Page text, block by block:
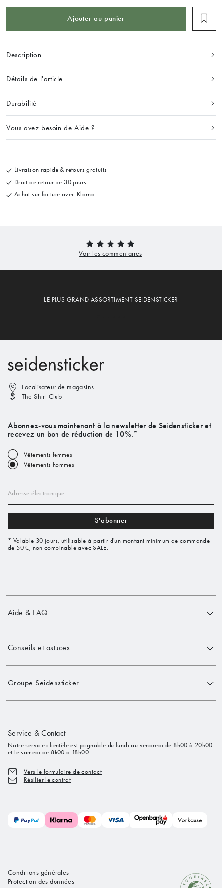
Ajouter au panier
Description
Détails de l'article
Durabilité
Vous avez besoin de Aide ?
Livraison rapide & retours gratuits
Droit de retour de 30 jours
Achat sur facture avec Klarna
LE PLUS GRAND ASSORTIMENT SEIDENSTICKER
Localisateur de magasins
The Shirt Club
Abonnez-vous maintenant à la newsletter de Seidensticker et
recevez un bon de réduction de 10%.*
Vêtements femmes
Vêtements hommes
Adresse électronique
S'abonner
* Valable 30 jours, utilisable à partir d'un montant minimum de commande
de 50 €, non combinable avec SALE.
Aide & FAQ
Conseils et astuces
Groupe Seidensticker
Service & Contact
Notre service clientèle est joignable du lundi au vendredi de 8h00 à 20h00
et le samedi de 8h00 à 18h00.
Vers le formulaire de contact
Résilier le contrat
Conditions générales
Protection des données